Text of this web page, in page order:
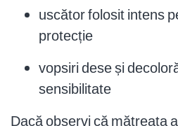
uscător folosit intens
protecție
vopsiri dese și
sensibilitate
Dacă observi că mătreața